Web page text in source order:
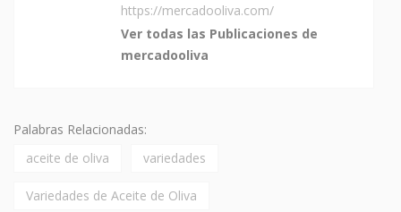
https://mercadooliva.com/
Ver todas las Publicaciones de
mercadooliva
Palabras Relacionadas:
aceite de oliva
variedades
Variedades de Aceite de Oliva